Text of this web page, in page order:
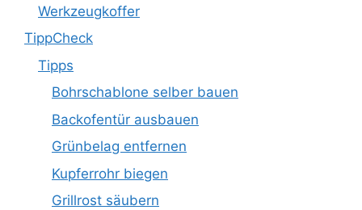
Werkzeugkoffer
TippCheck
Tipps
Bohrschablone selber bauen
Backofentür ausbauen
Grünbelag entfernen
Kupferrohr biegen
Grillrost säubern